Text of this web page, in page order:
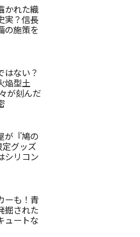
かれた織
実？信長
の施策を
はない？
焔型土
が刻んだ
が『鳩の
グッズ
シリコン
ーも！青
掘された
ュートな